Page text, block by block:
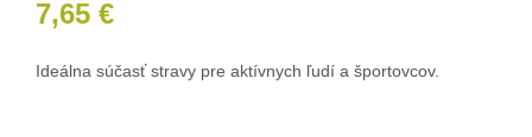
7,65 €
Ideálna súčasť stravy pre aktívnych ľudí a športovcov.